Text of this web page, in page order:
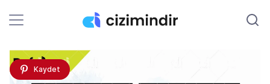
Kaydet